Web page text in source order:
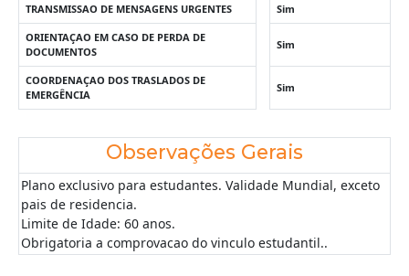
TRANSMISSAO DE MENSAGENS URGENTES Sim
ORIENTAÇAO EM CASO DE PERDA DE
DOCUMENTOS
Sim
COORDENAÇAO DOS TRASLADOS DE
EMERGÊNCIA
Sim
Observações Gerais
Plano exclusivo para estudantes. Validade Mundial, exceto
pais de residencia.
Limite de Idade: 60 anos.
Obrigatoria a comprovacao do vinculo estudantil..